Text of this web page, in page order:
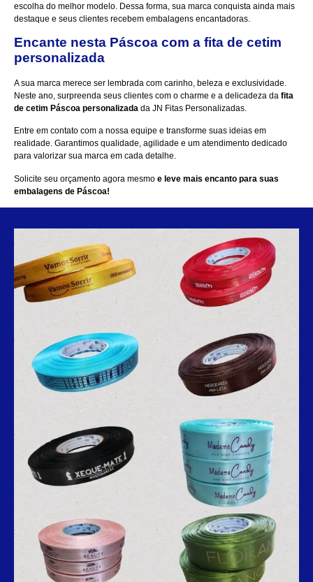
escolha do melhor modelo. Dessa forma, sua marca conquista ainda mais
destaque e seus clientes recebem embalagens encantadoras.
Encante nesta Páscoa com a fita de cetim
personalizada
A sua marca merece ser lembrada com carinho, beleza e exclusividade.
Neste ano, surpreenda seus clientes com o charme e a delicadeza da fita
de cetim Páscoa personalizada da JN Fitas Personalizadas.
Entre em contato com a nossa equipe e transforme suas ideias em
realidade. Garantimos qualidade, agilidade e um atendimento dedicado
para valorizar sua marca em cada detalhe.
Solicite seu orçamento agora mesmo e leve mais encanto para suas
embalagens de Páscoa!